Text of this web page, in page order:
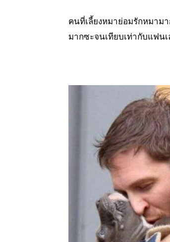
คนที่เลี้ยงหมาย่อมรักหมาม
มากซะจนเทียบเท่ากับแฟนเ